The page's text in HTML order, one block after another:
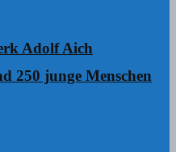
Adolf Aich
250 junge Menschen